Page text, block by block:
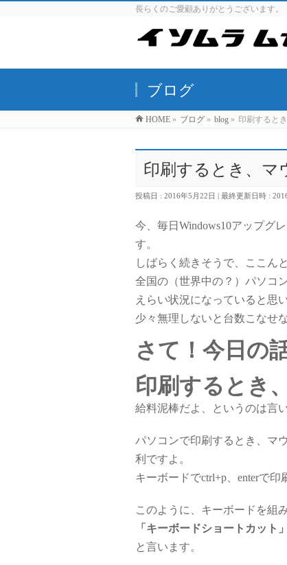
長らくのご愛顧ありがとうございます。
ブログ
HOME » ブログ » blog » 印刷すると
印刷するとき、マ
投稿日 : 2016年5月22日 最終更新日時 :
今、毎日Windows10アップグ
す。
しばらく続きそうで、ここん
全国の（世界中の？）パソコ
えらい状況になっていると思
少々無理しないと台数こなせ
さて！今日の
印刷するとき
給料泥棒だよ、というのは言
パソコンで印刷するとき、マ
利ですよ。
キーボードでctrl+p、enterで印
このように、キーボードを組
「キーボードショートカット」
と言います。